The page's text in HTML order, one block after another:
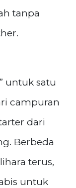
tanpa
untuk satu
campuran
dari
Berbeda
terus,
untuk